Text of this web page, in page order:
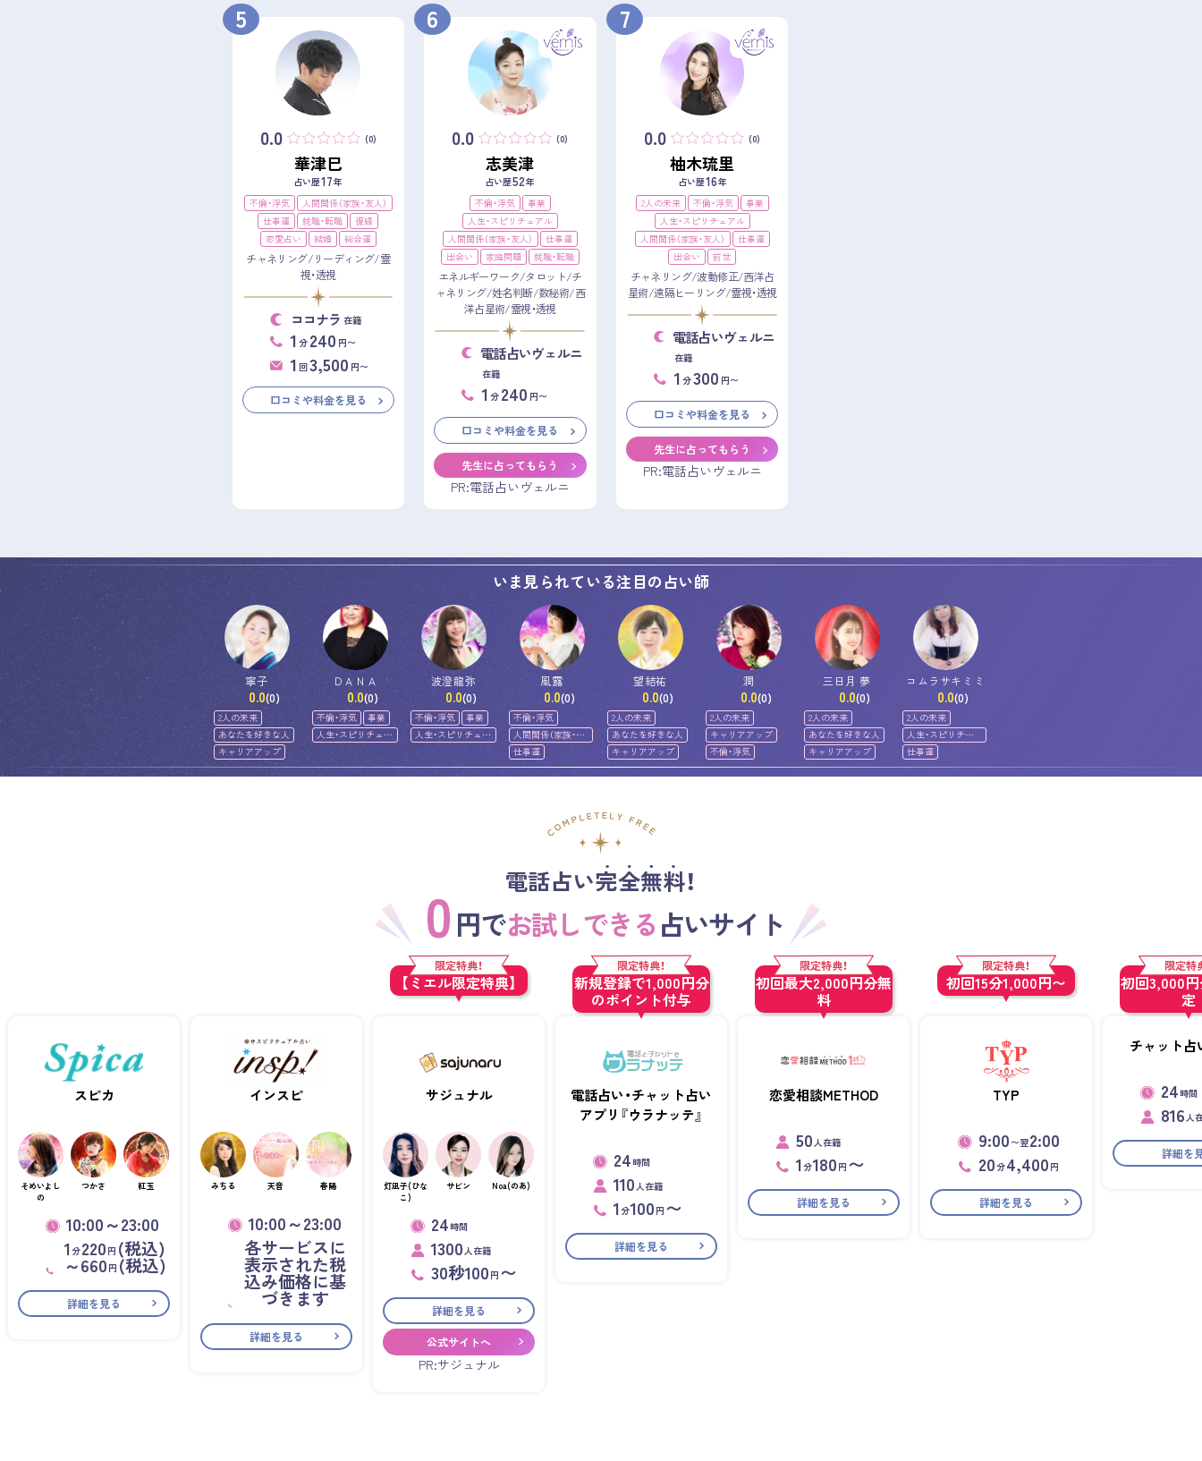
5
0.0 (0)
華津巳
占い歴17年
不倫・浮気
人間関係（家族・友人）
仕事運
就職・転職
復縁
恋愛占い
結婚 総合運
チャネリング/リーディング/霊
視・透視
ココナラ 在籍
1 分 240 円〜
1 回3,500 円〜
口コミや料金を見る
6
0.0 (0)
志美津
占い歴52年
不倫・浮気
事業
人生・スピリチュアル
人間関係（家族・友人）
仕事運
出会い
家庭問題 就職・転職
エネルギーワーク/タロット/チ
ャネリング/姓名判断/数秘術/西
洋占星術/霊視・透視
電話占いヴェルニ
在籍
1 分 240 円〜
口コミや料金を見る
先生に占ってもらう
PR:電話占いヴェルニ
7
0.0 (0)
柚木琉里
占い歴16年
2人の未来
不倫・浮気
事業
人生・スピリチュアル
人間関係（家族・友人）
仕事運
出会い
前世
チャネリング/波動修正/西洋占
星術/遠隔ヒーリング/霊視・透視
電話占いヴェルニ
在籍
1 分300 円〜
口コミや料金を見る
先生に占ってもらう
PR:電話占いヴェルニ
いま見られている注目の占い師
寧子
0.0(0)
2人の未来
あなたを好きな人
キャリアアップ
ＤＡＮＡ
0.0(0)
不倫・浮気
事業
人生・スピリチュア
ル
波澄龍弥
0.0(0)
不倫・浮気
事業
人生・スピリチュア
ル
風露
0.0(0)
不倫・浮気
人間関係（家族・友
人）
仕事運
望結祐
0.0(0)
2人の未来
あなたを好きな人
キャリアアップ
潤
0.0(0)
2人の未来
キャリアアップ
不倫・浮気
三日月 夢
0.0(0)
2人の未来
あなたを好きな人
キャリアアップ
コムラサキミミ
0.0(0)
2人の未来
人生・スピリチュ
アル
仕事運
電話占い完全無料！
0 円でお試しできる占いサイト
スピカ
そめいよし
の
つかさ 紅玉
10:00～23:00
1分220 円 (税込)
～660 円 (税込)
詳細を見る
インスピ
みちる 天音 春陽
10:00～23:00
各サービスに
表示された税
込み価格に基
づきます
詳細を見る
限定特典！
【ミエル限定特典】
サジュナル
灯凪子(ひな
こ)
サビン Noa(のあ)
24 時間
1300人在籍
30秒100 円 〜
詳細を見る
公式サイトへ
PR:サジュナル
限定特典！
新規登録で1,000円分
のポイント付与
電話占い・チャット占い
アプリ『ウラナッテ』
24 時間
110人在籍
1分100 円 〜
詳細を見る
限定特典！
初回最大2,000円分無
料
恋愛相談METHOD
50人在籍
1分180 円 〜
詳細を見る
限定特典！
初回15分1,000円〜
TYP
9:00 〜翌2:00
20分4,400 円
詳細を見る
限定特
初回3,000
定
チャット占
24 時間
816人
詳細を